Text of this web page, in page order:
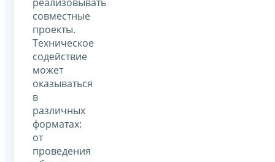
совместные
проекты.
Техническое
содействие
может
оказываться
в
различных
форматах:
от
проведения